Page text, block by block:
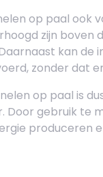
op paal ook
zijn boven
kan de
zonder dat
op paal is
Door gebruik te
produceren